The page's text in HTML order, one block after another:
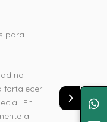
para
no
fortalecer
En
a